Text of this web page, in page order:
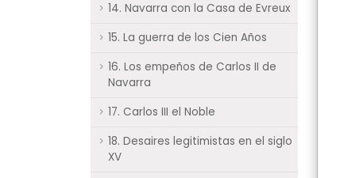
14. Navarra con la Casa de Evreux
15. La guerra de los Cien Años
16. Los empeños de Carlos II de
Navarra
17. Carlos III el Noble
18. Desaires legitimistas en el siglo
XV